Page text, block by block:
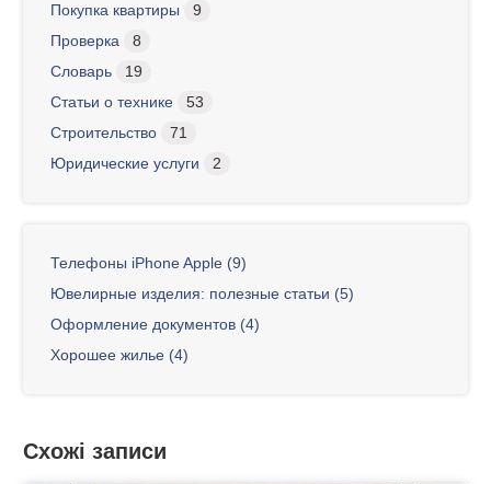
Покупка квартиры
9
Проверка
8
Словарь
19
Статьи о технике
53
Строительство
71
Юридические услуги
2
Телефоны iPhone Apple (9)
Ювелирные изделия: полезные статьи (5)
Оформление документов (4)
Хорошее жилье (4)
Схожі записи